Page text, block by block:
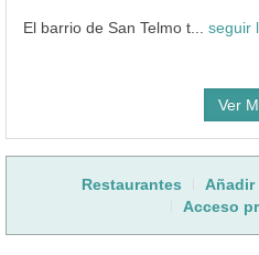
El barrio de San Telmo t... seguir
Ver
Restaurantes
Añadir
Acceso